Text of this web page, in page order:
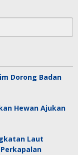
Dorong Badan
Hewan Ajukan
Laut